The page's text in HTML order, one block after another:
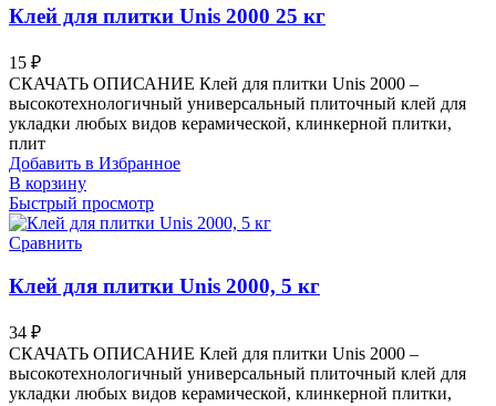
Клей для плитки Unis 2000 25 кг
15 ₽
СКАЧАТЬ ОПИСАНИЕ Клей для плитки Unis 2000 –
высокотехнологичный универсальный плиточный клей для
укладки любых видов керамической, клинкерной плитки,
плит
Добавить в Избранное
В корзину
Быстрый просмотр
Сравнить
Клей для плитки Unis 2000, 5 кг
34 ₽
СКАЧАТЬ ОПИСАНИЕ Клей для плитки Unis 2000 –
высокотехнологичный универсальный плиточный клей для
укладки любых видов керамической, клинкерной плитки,